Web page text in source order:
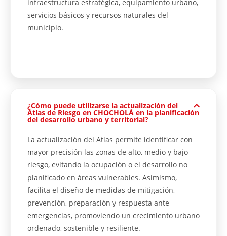
infraestructura estratégica, equipamiento urbano,
servicios básicos y recursos naturales del
municipio.
¿Cómo puede utilizarse la actualización del
Atlas de Riesgo en CHOCHOLÁ en la planificación
del desarrollo urbano y territorial?
La actualización del Atlas permite identificar con
mayor precisión las zonas de alto, medio y bajo
riesgo, evitando la ocupación o el desarrollo no
planificado en áreas vulnerables. Asimismo,
facilita el diseño de medidas de mitigación,
prevención, preparación y respuesta ante
emergencias, promoviendo un crecimiento urbano
ordenado, sostenible y resiliente.